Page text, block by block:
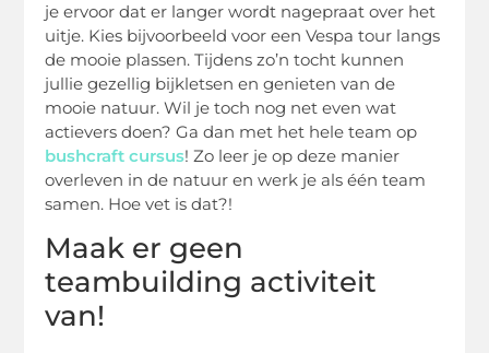
je ervoor dat er langer wordt nagepraat over het
uitje. Kies bijvoorbeeld voor een Vespa tour langs
de mooie plassen. Tijdens zo’n tocht kunnen
jullie gezellig bijkletsen en genieten van de
mooie natuur. Wil je toch nog net even wat
actievers doen? Ga dan met het hele team op
bushcraft cursus! Zo leer je op deze manier
overleven in de natuur en werk je als één team
samen. Hoe vet is dat?!
Maak er geen
teambuilding activiteit
van!